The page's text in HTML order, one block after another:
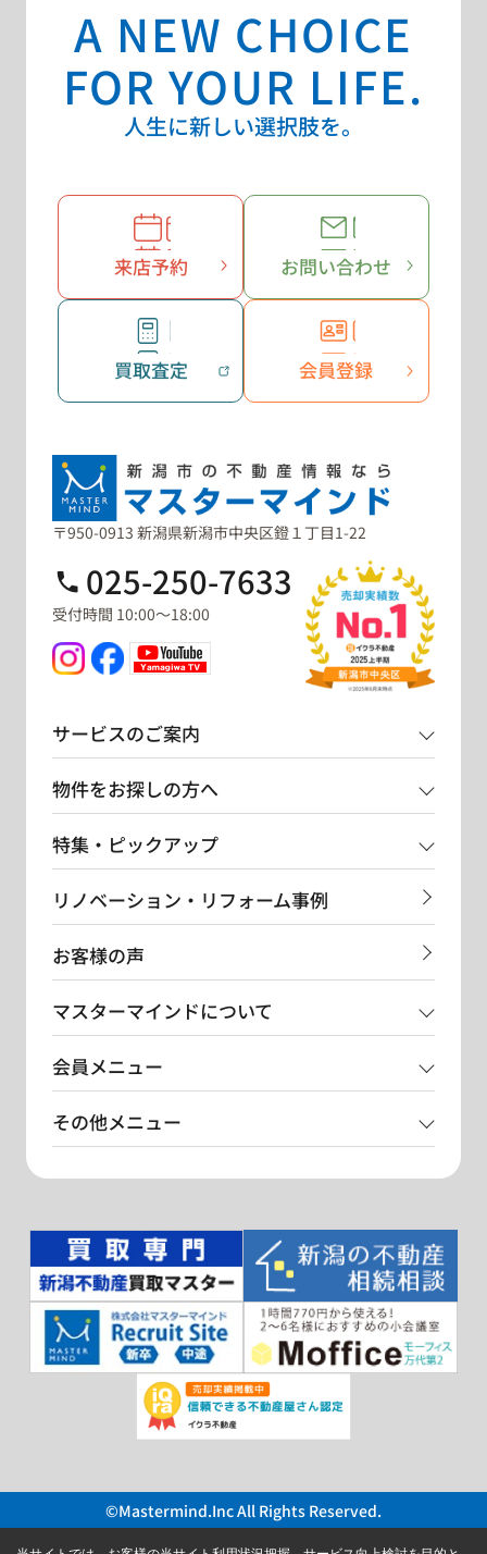
A NEW CHOICE
FOR YOUR LIFE.
人生に新しい選択肢を。
来店予約 お問い合わせ
買取査定 会員登録
〒950-0913 新潟県新潟市中央区鐙１丁目1-22
025-250-7633
受付時間 10:00～18:00
サービスのご案内
物件をお探しの方へ
特集・ピックアップ
リノベーション・リフォーム事例
お客様の声
マスターマインドについて
会員メニュー
その他メニュー
©Mastermind.Inc All Rights Reserved.